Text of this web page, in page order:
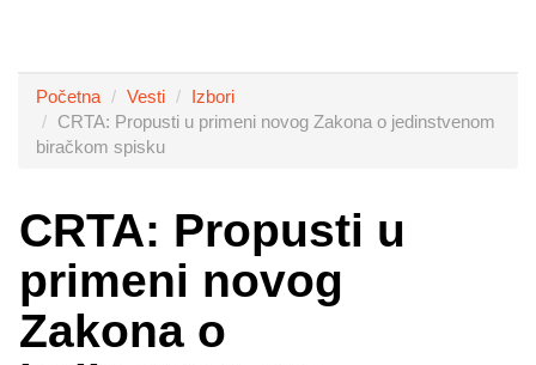
Početna Vesti
Izbori
CRTA: Propusti u primeni novog Zakona o jedinstvenom
biračkom spisku
CRTA: Propusti u
primeni novog
Zakona o